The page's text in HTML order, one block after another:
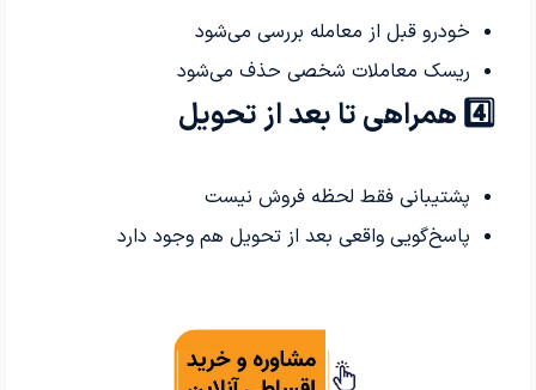
خودرو قبل از معامله بررسی می‌شود
ریسک معاملات شخصی حذف می‌شود
4️⃣ همراهی تا بعد از تحویل
پشتیبانی فقط لحظه فروش نیست
پاسخ‌گویی واقعی بعد از تحویل هم وجود دارد